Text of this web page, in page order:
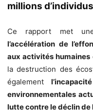
millions
Ce rapport met
l’accélération de
aux activités humaines
la destruction des
également
environnementales
lutte contre le déclin